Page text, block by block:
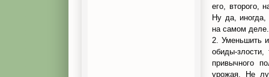
его, второго,
Ну да, иногда,
на самом деле.
2. Уменьшить
обиды-
привычного
урожая. Не